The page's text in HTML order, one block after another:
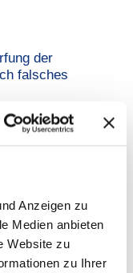
Anzeigen zu
Medien anbieten
Website zu
zu Ihrer
der
falsches
hält